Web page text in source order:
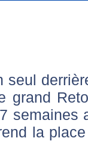
seul
grand
semaines
la